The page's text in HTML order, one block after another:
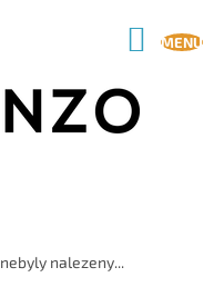
nebyly nalezeny...